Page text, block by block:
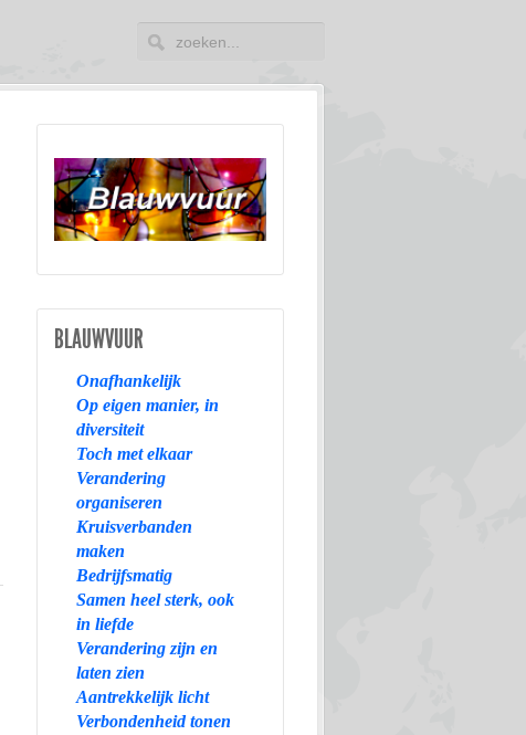
BLAUWVUUR
Onafhankelijk
Op eigen manier, in
diversiteit
Toch met elkaar
Verandering
organiseren
Kruisverbanden
maken
Bedrijfsmatig
Samen heel sterk, ook
in liefde
Verandering zijn en
laten zien
Aantrekkelijk licht
Verbondenheid tonen